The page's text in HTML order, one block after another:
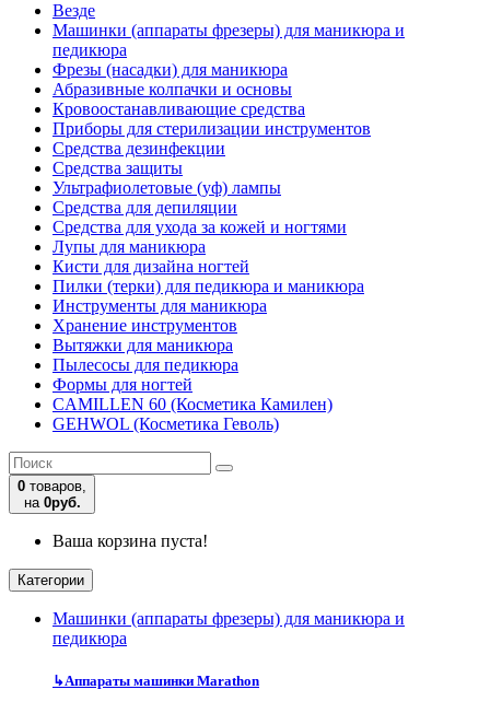
Везде
Машинки (аппараты фрезеры) для маникюра и
педикюра
Фрезы (насадки) для маникюра
Абразивные колпачки и основы
Кровоостанавливающие средства
Приборы для стерилизации инструментов
Средства дезинфекции
Средства защиты
Ультрафиолетовые (уф) лампы
Средства для депиляции
Средства для ухода за кожей и ногтями
Лупы для маникюра
Кисти для дизайна ногтей
Пилки (терки) для педикюра и маникюра
Инструменты для маникюра
Хранение инструментов
Вытяжки для маникюра
Пылесосы для педикюра
Формы для ногтей
CAMILLEN 60 (Косметика Камилен)
GEHWOL (Косметика Геволь)
0 товаров,
на 0руб.
Ваша корзина пуста!
Категории
Машинки (аппараты фрезеры) для маникюра и
педикюра
↳Аппараты машинки Marathon